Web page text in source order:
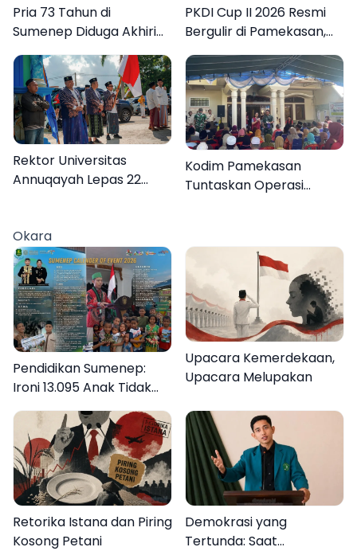
Pria 73 Tahun di
Sumenep Diduga Akhiri
PKDI Cup II 2026 Resmi
Bergulir di Pamekasan,
Desa se-Madura Rebut
Tiket ke Tingkat Nasional
Rektor Universitas
Annuqayah Lepas 22
Suci dan Jeddah
Kodim Pamekasan
Tuntaskan Operasi
Lebih Jelas
Okara
Pendidikan Sumenep:
Ironi 13.095 Anak Tidak
Sekolah Menyaksikan
Semarak Festival
Kalender Event 2026
Upacara Kemerdekaan,
Upacara Melupakan
Retorika Istana dan Piring
Kosong Petani
Demokrasi yang
Tertunda: Saat